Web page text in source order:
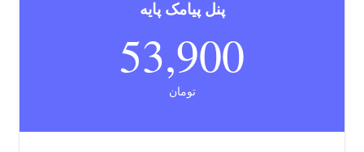
پنل پیامک پایه
53,900
تومان